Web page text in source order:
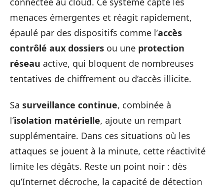
menaces émergentes et réagit rapidement,
épaulé par des dispositifs comme l’accès
contrôlé aux dossiers ou une protection
réseau active, qui bloquent de nombreuses
tentatives de chiffrement ou d’accès illicite.
Sa surveillance continue, combinée à
l’isolation matérielle, ajoute un rempart
supplémentaire. Dans ces situations où les
attaques se jouent à la minute, cette réactivité
limite les dégâts. Reste un point noir : dès
qu’Internet décroche, la capacité de détection